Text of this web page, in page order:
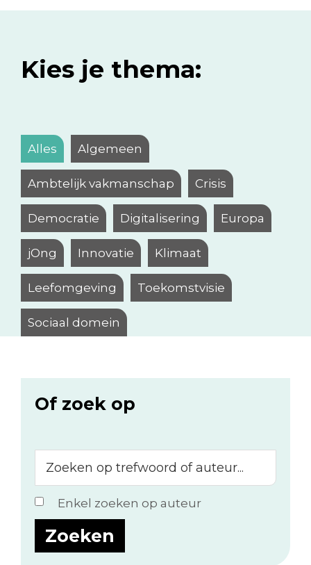
Kies je thema:
Alles Algemeen
Ambtelijk vakmanschap Crisis
Democratie Digitalisering Europa
jOng Innovatie Klimaat
Leefomgeving Toekomstvisie
Sociaal domein
Of zoek op
op
trefwoord
of
auteur...
Enkel zoeken op auteur